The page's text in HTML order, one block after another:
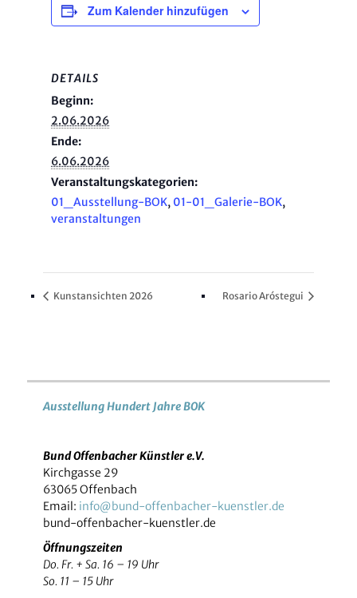
Zum Kalender hinzufügen
DETAILS
Beginn:
2.06.2026
Ende:
6.06.2026
Veranstaltungskategorien:
01_Ausstellung-BOK, 01-01_Galerie-BOK,
veranstaltungen
Kunstansichten 2026 Rosario Aróstegui
Ausstellung Hundert Jahre BOK
Bund Offenbacher Künstler e.V.
Kirchgasse 29
63065 Offenbach
Email: info@bund-offenbacher-kuenstler.de
bund-offenbacher-kuenstler.de
Öffnungszeiten
Do. Fr. + Sa. 16 – 19 Uhr
So. 11 – 15 Uhr